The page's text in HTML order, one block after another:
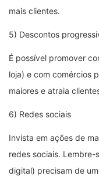
mais clientes.
5) Descontos
É possível promover
loja) e com comércios
maiores e atraia
6) Redes sociais
Invista em ações de
redes sociais.
digital) precisam de